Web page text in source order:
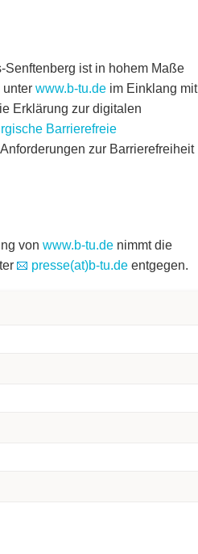
ist in hohem Maße
unter www.b-tu.de im Einklang mit
Erklärung zur digitalen
Barrierefreie
zur Barrierefreiheit
von www.b-tu.de nimmt die
presse(at)b-tu.de entgegen.